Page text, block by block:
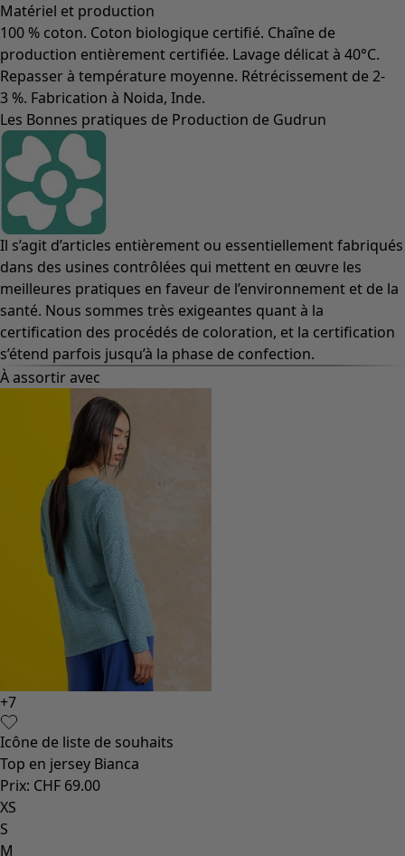
Matériel et production
100 % coton. Coton biologique certifié. Chaîne de
production entièrement certifiée. Lavage délicat à 40°C.
Repasser à température moyenne. Rétrécissement de 2-
3 %. Fabrication à Noida, Inde.
Les Bonnes pratiques de Production de Gudrun
Il s’agit d’articles entièrement ou essentiellement fabriqués
dans des usines contrôlées qui mettent en œuvre les
meilleures pratiques en faveur de l’environnement et de la
santé. Nous sommes très exigeantes quant à la
certification des procédés de coloration, et la certification
s’étend parfois jusqu’à la phase de confection.
À assortir avec
+7
Icône de liste de souhaits
Top en jersey Bianca
Prix: CHF 69.00
XS
S
M